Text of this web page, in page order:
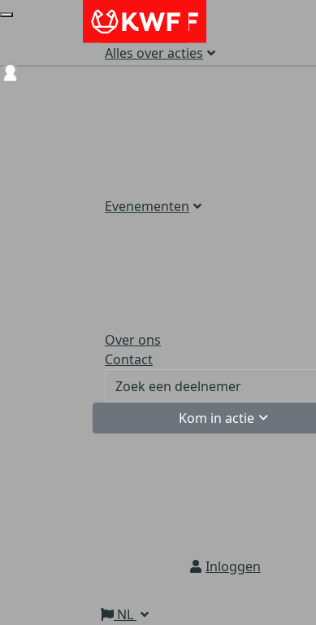
Alles over acties
Evenementen
Over ons
Contact
Kom in actie
Inloggen
NL